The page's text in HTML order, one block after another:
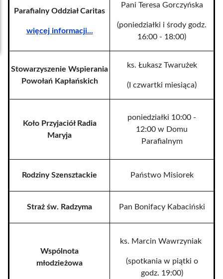
Parafialny Oddział Caritas
więcej informacji...
Pani Teresa Gorczyńska
(poniedziałki i środy godz.
16:00 - 18:00)
Stowarzyszenie Wspierania
Powołań Kapłańskich
ks. Łukasz Twarużek
(I czwartki miesiąca)
Koło Przyjaciół Radia
Maryja
poniedziałki 10:00 -
12:00 w Domu
Parafialnym
Rodziny Szensztackie Państwo Misiorek
Straż św. Radzyma Pan Bonifacy Kabaciński
Wspólnota
młodzieżowa
ks. Marcin Wawrzyniak
(spotkania w piątki o
godz. 19:00)